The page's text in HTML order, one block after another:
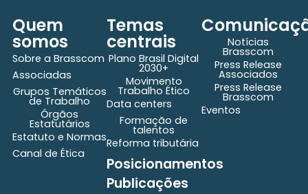
Quem
somos
Sobre a Brasscom
Associadas
Grupos Temáticos
de Trabalho
Órgãos
Estatutários
Estatuto e Normas
Canal de Ética
Temas
centrais
Plano Brasil Digital
2030+
Movimento
Trabalho Ético
Data centers
Formação de
talentos
Reforma tributária
Posicionamentos
Publicações
Notícias
Brasscom
Press Release
Associados
Press Release
Brasscom
Eventos